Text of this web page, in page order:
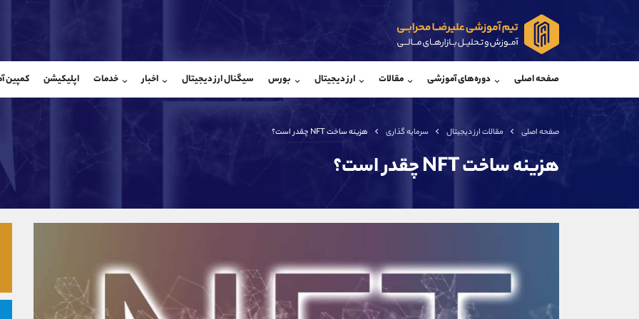
صفحه اصلی دوره‌های آموزشی مقالات ارز دیجیتال بورس سیگنال ارز دیجیتال اخبار خدمات اپلیکیشن کمپین
صفحه اصلی مقالات ارز دیجیتال سرمایه گذاری هزینه ساخت NFT چقدر است؟
هزینه ساخت NFT چقدر است؟
شروع گفتگو
@Armteam_admin_104
@Armteam_admin_por
تلفن
کانال تلگرام